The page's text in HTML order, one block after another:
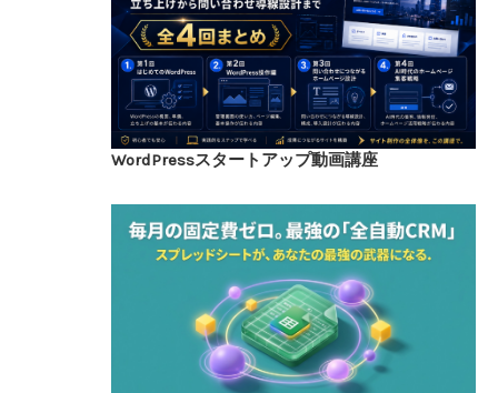
WordPressスタートアップ動画講座